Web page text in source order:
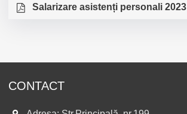
Salarizare asistenți personali 2023
CONTACT